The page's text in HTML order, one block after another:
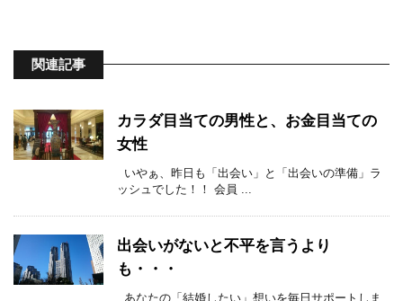
関連記事
カラダ目当ての男性と、お金目当ての
女性
いやぁ、昨日も「出会い」と「出会いの準備」ラ
ッシュでした！！ 会員 ...
出会いがないと不平を言うより
も・・・
あなたの「結婚したい」想いを毎日サポートしま